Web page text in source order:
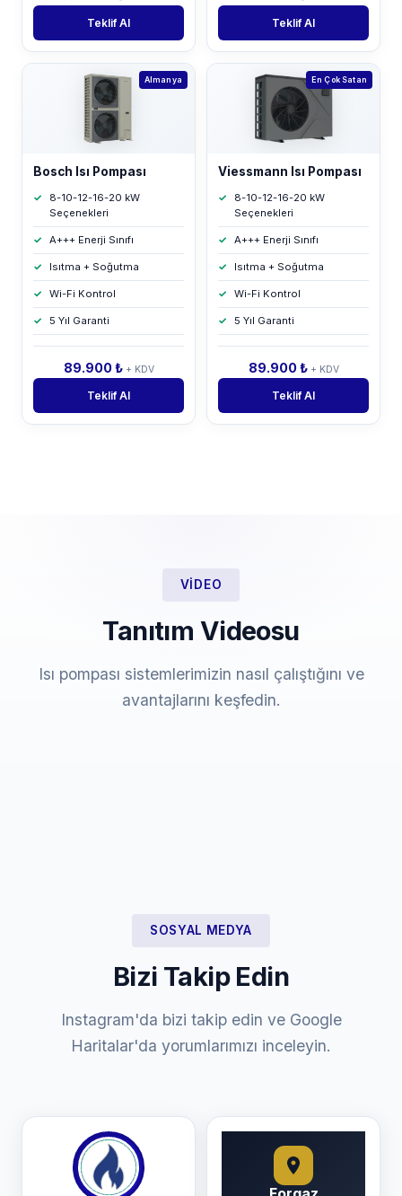
Teklif Al Teklif Al
Almanya
Bosch Isı Pompası
8-10-12-16-20 kW
Seçenekleri
A+++ Enerji Sınıfı
Isıtma + Soğutma
Wi-Fi Kontrol
5 Yıl Garanti
89.900 ₺ + KDV
Teklif Al
En Çok Satan
Viessmann Isı Pompası
8-10-12-16-20 kW
Seçenekleri
A+++ Enerji Sınıfı
Isıtma + Soğutma
Wi-Fi Kontrol
5 Yıl Garanti
89.900 ₺ + KDV
Teklif Al
VIDEO
Tanıtım Videosu
Isı pompası sistemlerimizin nasıl çalıştığını ve
avantajlarını keşfedin.
SOSYAL MEDYA
Bizi Takip Edin
Instagram'da bizi takip edin ve Google
Haritalar'da yorumlarımızı inceleyin.